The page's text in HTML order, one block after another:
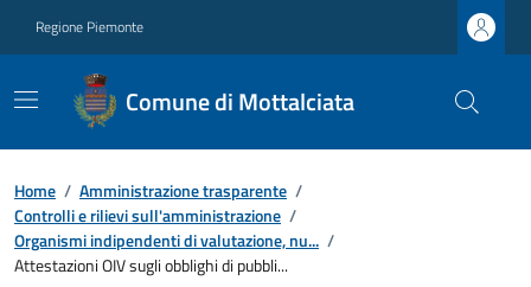
Regione Piemonte
Comune di Mottalciata
Home / Amministrazione trasparente /
Controlli e rilievi sull'amministrazione /
Organismi indipendenti di valutazione, nu... /
Attestazioni OIV sugli obblighi di pubbli...